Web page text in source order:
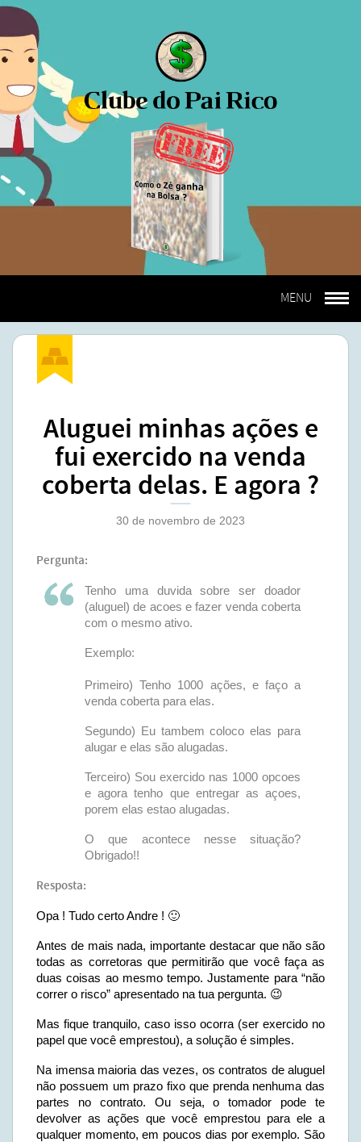
Aluguei minhas ações e
fui exercido na venda
coberta delas. E agora ?
30 de novembro de 2023
Pergunta:
Tenho uma duvida sobre ser doador
(aluguel) de acoes e fazer venda coberta
com o mesmo ativo.
Exemplo:
Primeiro) Tenho 1000 ações, e faço a
venda coberta para elas.
Segundo) Eu tambem coloco elas para
alugar e elas são alugadas.
Terceiro) Sou exercido nas 1000 opcoes
e agora tenho que entregar as açoes,
porem elas estao alugadas.
O que acontece nesse situação?
Obrigado!!
Resposta:
Opa ! Tudo certo Andre ! 🙂
Antes de mais nada, importante destacar que não são
todas as corretoras que permitirão que você faça as
duas coisas ao mesmo tempo. Justamente para “não
correr o risco” apresentado na tua pergunta. 😉
Mas fique tranquilo, caso isso ocorra (ser exercido no
papel que você emprestou), a solução é simples.
Na imensa maioria das vezes, os contratos de aluguel
não possuem um prazo fixo que prenda nenhuma das
partes no contrato. Ou seja, o tomador pode te
devolver as ações que você emprestou para ele a
qualquer momento, em poucos dias por exemplo. São